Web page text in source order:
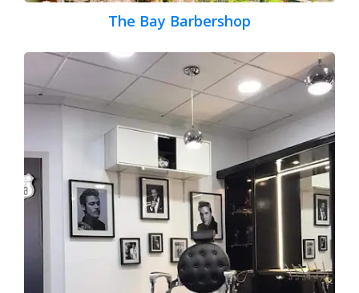
The Bay Barbershop